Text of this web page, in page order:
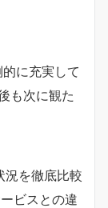
に充実して
も次に観た
況を徹底比較
ビスとの違